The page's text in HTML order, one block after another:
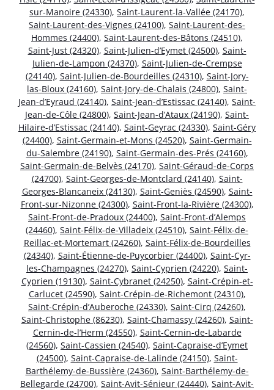
sur-Manoire (24330), Saint-Laurent-la-Vallée (24170),
Saint-Laurent-des-Vignes (24100), Saint-Laurent-des-
Hommes (24400), Saint-Laurent-des-Bâtons (24510),
Saint-Just (24320), Saint-Julien-d’Eymet (24500), Saint-
Julien-de-Lampon (24370), Saint-Julien-de-Crempse
(24140), Saint-Julien-de-Bourdeilles (24310), Saint-Jory-
las-Bloux (24160), Saint-Jory-de-Chalais (24800), Saint-
Jean-d’Eyraud (24140), Saint-Jean-d’Estissac (24140), Saint-
Jean-de-Côle (24800), Saint-Jean-d’Ataux (24190), Saint-
Hilaire-d’Estissac (24140), Saint-Geyrac (24330), Saint-Géry
(24400), Saint-Germain-et-Mons (24520), Saint-Germain-
du-Salembre (24190), Saint-Germain-des-Prés (24160),
Saint-Germain-de-Belvès (24170), Saint-Géraud-de-Corps
(24700), Saint-Georges-de-Montclard (24140), Saint-
Georges-Blancaneix (24130), Saint-Geniès (24590), Saint-
Front-sur-Nizonne (24300), Saint-Front-la-Rivière (24300),
Saint-Front-de-Pradoux (24400), Saint-Front-d’Alemps
(24460), Saint-Félix-de-Villadeix (24510), Saint-Félix-de-
Reillac-et-Mortemart (24260), Saint-Félix-de-Bourdeilles
(24340), Saint-Étienne-de-Puycorbier (24400), Saint-Cyr-
les-Champagnes (24270), Saint-Cyprien (24220), Saint-
Cyprien (19130), Saint-Cybranet (24250), Saint-Crépin-et-
Carlucet (24590), Saint-Crépin-de-Richemont (24310),
Saint-Crépin-d’Auberoche (24330), Saint-Cirq (24260),
Saint-Christophe (86230), Saint-Chamassy (24260), Saint-
Cernin-de-l’Herm (24550), Saint-Cernin-de-Labarde
(24560), Saint-Cassien (24540), Saint-Capraise-d’Eymet
(24500), Saint-Capraise-de-Lalinde (24150), Saint-
Barthélemy-de-Bussière (24360), Saint-Barthélemy-de-
Bellegarde (24700), Saint-Avit-Sénieur (24440), Saint-Avit-